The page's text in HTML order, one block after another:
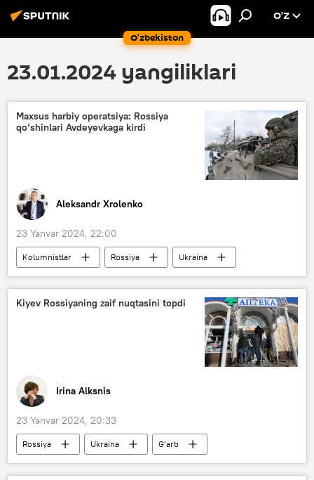
O‘zbekiston
O’Z
23.01.2024 yangiliklari
Maxsus harbiy operatsiya: Rossiya
qo‘shinlari Avdeyevkaga kirdi
Aleksandr Xrolenko
23 Yanvar 2024, 22:00
Kolumnistlar Rossiya
Ukraina
qurol
NATO
G‘arb
AQSh
Kiyev Rossiyaning zaif nuqtasini topdi
Irina Alksnis
23 Yanvar 2024, 20:33
Rossiya Ukraina
G‘arb
Yevropa
Yevropa Ittifoqi
Kiyev